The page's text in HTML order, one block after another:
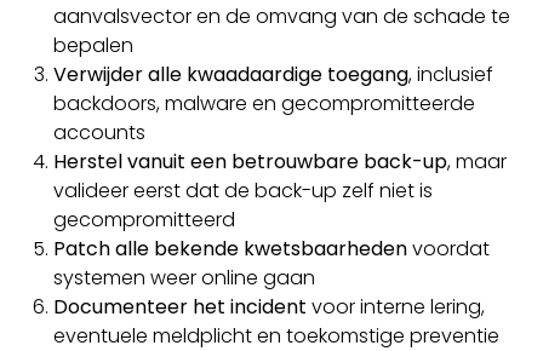
aanvalsvector en de omvang van de schade te
bepalen
Verwijder alle kwaadaardige toegang, inclusief
backdoors, malware en gecompromitteerde
accounts
Herstel vanuit een betrouwbare back-up, maar
valideer eerst dat de back-up zelf niet is
gecompromitteerd
Patch alle bekende kwetsbaarhedenvoordat
systemen weer online gaan
Documenteer het incident voor interne lering,
eventuele meldplicht en toekomstige preventie